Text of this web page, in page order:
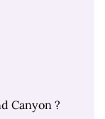
Canyon ?